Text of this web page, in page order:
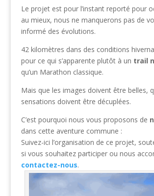
Le projet est pour l’instant reporté pour
au mieux, nous ne manquerons pas de
informé des évolutions.
42 kilomètres dans des conditions
pour ce qui s’apparente plutôt à un trail
qu’un Marathon classique.
Mais que les images doivent être belles,
sensations doivent être décuplées.
C’est pourquoi nous vous proposons de
dans cette aventure commune :
Suivez-ici l’organisation de ce projet,
si vous souhaitez participer ou nous
contactez-nous.